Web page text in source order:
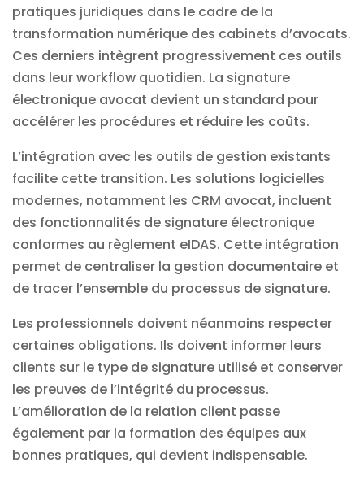
pratiques juridiques dans le cadre de la
transformation numérique des cabinets d’avocats.
Ces derniers intègrent progressivement ces outils
dans leur workflow quotidien. La signature
électronique avocat devient un standard pour
accélérer les procédures et réduire les coûts.
L’intégration avec les outils de gestion existants
facilite cette transition. Les solutions logicielles
modernes, notamment les CRM avocat, incluent
des fonctionnalités de signature électronique
conformes au règlement eIDAS. Cette intégration
permet de centraliser la gestion documentaire et
de tracer l’ensemble du processus de signature.
Les professionnels doivent néanmoins respecter
certaines obligations. Ils doivent informer leurs
clients sur le type de signature utilisé et conserver
les preuves de l’intégrité du processus.
L’amélioration de la relation client passe
également par la formation des équipes aux
bonnes pratiques, qui devient indispensable.